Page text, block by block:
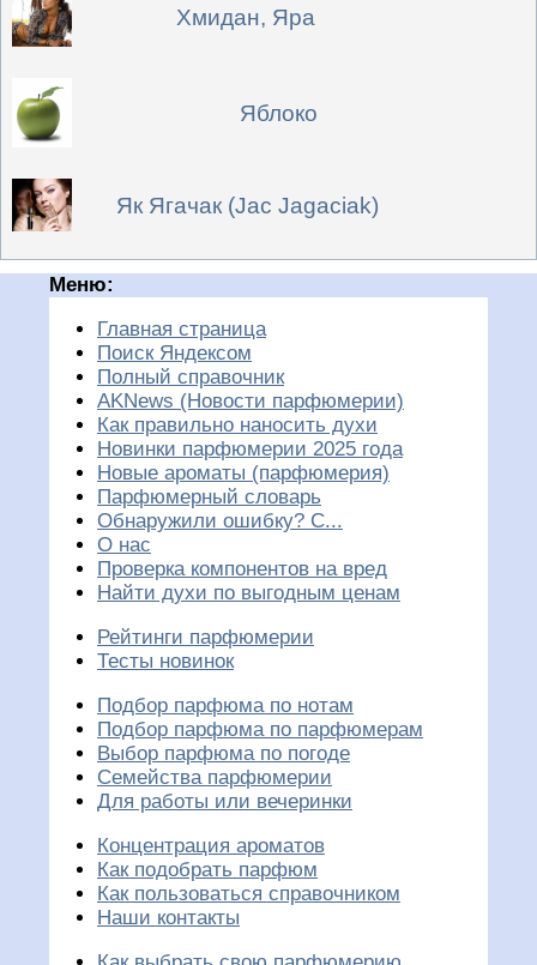
Хмидан, Яра
Яблоко
Як Ягачак (Jac Jagaciak)
Меню:
Главная страница
Поиск Яндексом
Полный справочник
AKNews (Новости парфюмерии)
Как правильно наносить духи
Новинки парфюмерии 2025 года
Новые ароматы (парфюмерия)
Парфюмерный словарь
Обнаружили ошибку? С...
О нас
Проверка компонентов на вред
Найти духи по выгодным ценам
Рейтинги парфюмерии
Тесты новинок
Подбор парфюма по нотам
Подбор парфюма по парфюмерам
Выбор парфюма по погоде
Семейства парфюмерии
Для работы или вечеринки
Концентрация ароматов
Как подобрать парфюм
Как пользоваться справочником
Наши контакты